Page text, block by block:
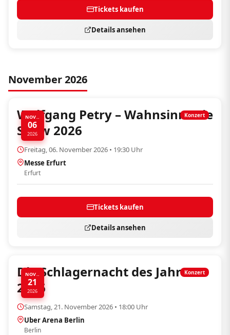
Tickets kaufen
Details ansehen
November 2026
NOV..
06
2026
Konzert
Wolfgang Petry – Wahnsinn! Die
Show 2026
Freitag, 06. November 2026 • 19:30 Uhr
Messe Erfurt
Erfurt
Tickets kaufen
Details ansehen
NOV..
21
2026
Konzert
Die Schlagernacht des Jahres
2026
Samstag, 21. November 2026 • 18:00 Uhr
Uber Arena Berlin
Berlin